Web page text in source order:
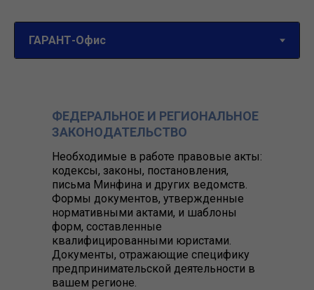
ФЕДЕРАЛЬНОЕ И РЕГИОНАЛЬНОЕ
ЗАКОНОДАТЕЛЬСТВО
Необходимые в работе правовые акты:
кодексы, законы, постановления,
письма Минфина и других ведомств.
Формы документов, утвержденные
нормативными актами, и шаблоны
форм, составленные
квалифицированными юристами.
Документы, отражающие специфику
предпринимательской деятельности в
вашем регионе.